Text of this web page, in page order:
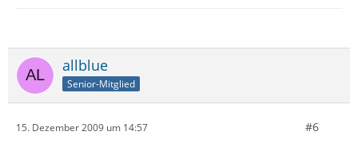
allblue
Senior-Mitglied
15. Dezember 2009 um 14:57 #6